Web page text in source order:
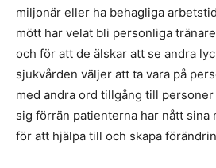
miljonär eller ha behagliga
mött har velat bli personliga
och för att de älskar att se andra
sjukvården väljer att ta vara på
med andra ord tillgång till
sig förrän patienterna har nått sina
för att hjälpa till och skapa